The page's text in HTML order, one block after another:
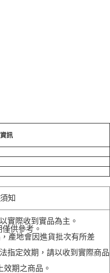
訊
知
實際收到實品為主。
供參考。
產地會因進貨批次有所差
指定效期，請以收到實際商品
期之商品。